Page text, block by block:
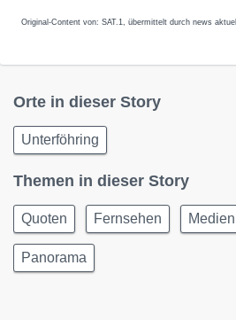
Original-Content von: SAT.1, übermittelt durch news aktuell
Orte in dieser Story
Unterföhring
Themen in dieser Story
Quoten Fernsehen Medien
Panorama